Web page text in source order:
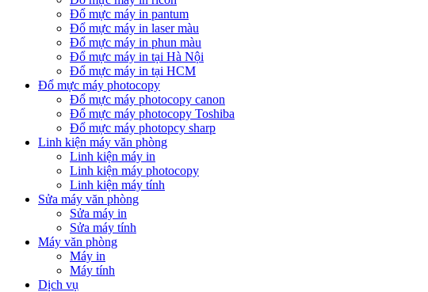
Đổ mực máy in pantum
Đổ mực máy in laser màu
Đổ mực máy in phun màu
Đổ mực máy in tại Hà Nội
Đổ mực máy in tại HCM
Đổ mực máy photocopy
Đổ mực máy photocopy canon
Đổ mực máy photocopy Toshiba
Đổ mực máy photopcy sharp
Linh kiện máy văn phòng
Linh kiện máy in
Linh kiện máy photocopy
Linh kiện máy tính
Sửa máy văn phòng
Sửa máy in
Sửa máy tính
Máy văn phòng
Máy in
Máy tính
Dịch vụ